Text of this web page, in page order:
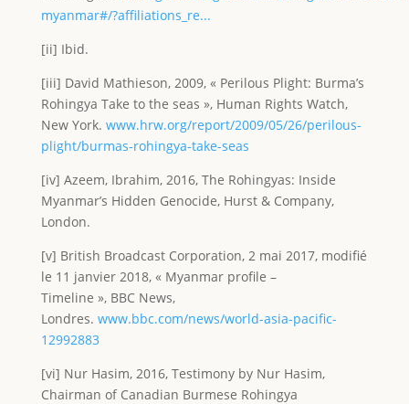
myanmar#/?affiliations_re...
[ii] Ibid.
[iii] David Mathieson, 2009, « Perilous Plight: Burma’s
Rohingya Take to the seas », Human Rights Watch,
New York. www.hrw.org/report/2009/05/26/perilous-
plight/burmas-rohingya-take-seas
[iv] Azeem, Ibrahim, 2016, The Rohingyas: Inside
Myanmar’s Hidden Genocide, Hurst & Company,
London.
[v] British Broadcast Corporation, 2 mai 2017, modifié
le 11 janvier 2018, « Myanmar profile –
Timeline », BBC News,
Londres. www.bbc.com/news/world-asia-pacific-
12992883
[vi] Nur Hasim, 2016, Testimony by Nur Hasim,
Chairman of Canadian Burmese Rohingya